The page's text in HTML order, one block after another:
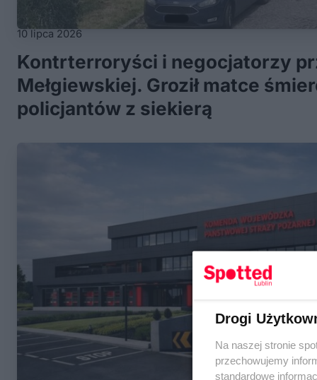
10 lipca 2026
Kontrterroryści i negocjatorzy
Mełgiewskiej. Groził matce
policjantów z siekierą
Drogi
Na naszej stronie
przechowujemy
standardowe